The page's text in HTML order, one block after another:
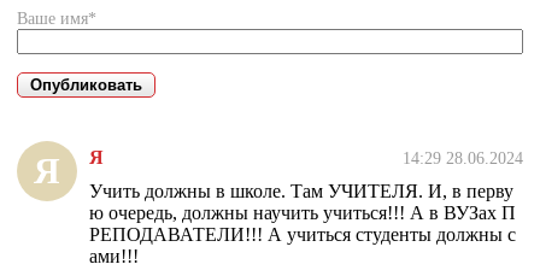
Ваше имя*
Я Я 14:29 28.06.2024
Учить должны в школе. Там УЧИТЕЛЯ. И, в перву
ю очередь, должны научить учиться!!! А в ВУЗах П
РЕПОДАВАТЕЛИ!!! А учиться студенты должны с
ами!!!